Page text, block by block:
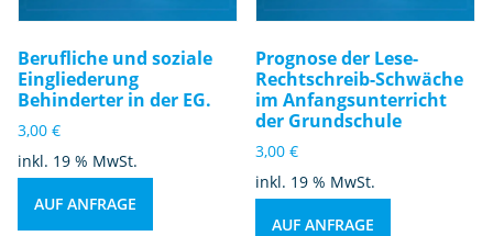
Berufliche und soziale
Eingliederung
Behinderter in der EG.
3,00 €
inkl. 19 % MwSt.
AUF ANFRAGE
Prognose der Lese-
Rechtschreib-Schwäche
im Anfangsunterricht
der Grundschule
3,00€
inkl. 19 % MwSt.
AUF ANFRAGE